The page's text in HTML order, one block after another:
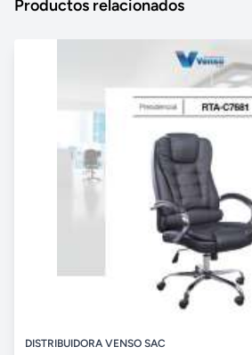
Productos relacionados
DISTRIBUIDORA VENSO SAC